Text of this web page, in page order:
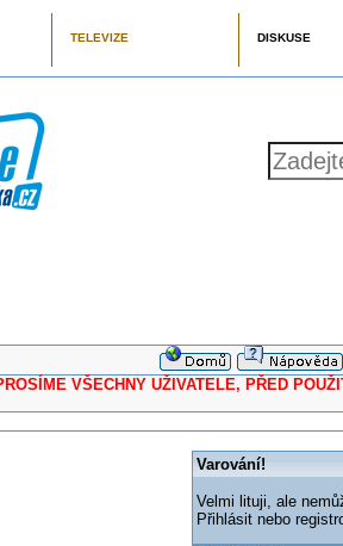
TELEVIZE DISKUSE
VŠECHNY UŽIVATELE, PŘED
Varování!
Velmi lituji, ale
Přihlásit nebo